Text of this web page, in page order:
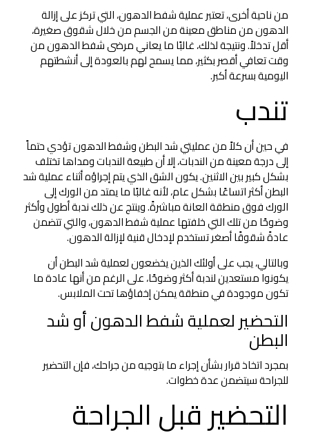
من ناحية أخرى، تعتبر عملية شفط الدهون، التي تركز على إزالة
الدهون من مناطق معينة من الجسم من خلال شقوق صغيرة،
أقل تدخلاً. ونتيجة لذلك، غالبًا ما يعاني مرضى شفط الدهون من
وقت تعافي أقصر بكثير، مما يسمح لهم بالعودة إلى أنشطتهم
اليومية بسرعة أكبر.
تندب
في حين أن كلاً من عمليتي شد البطن وشفط الدهون تؤدي حتماً
إلى درجة معينة من الندبات، إلا أن طبيعة الندبات ومداها تختلف
بشكل كبير بين الاثنين. يكون الشق الذي يتم إجراؤه أثناء عملية شد
البطن أكثر اتساعًا بشكل عام، لأنه غالبًا ما يمتد من الورك إلى
الورك فوق منطقة العانة مباشرةً. وينتج عن ذلك ندبة أطول وأكثر
وضوحًا من تلك التي خلفتها عملية شفط الدهون، والتي تتضمن
عادةً شقوقًا أصغر تستخدم لإدخال قنية لإزالة الدهون.
وبالتالي، يجب على أولئك الذين يخضعون لعملية شد البطن أن
يكونوا مستعدين لندبة أكثر وضوحًا، على الرغم من أنها عادة ما
تكون موجودة في منطقة يمكن إخفاؤها تحت الملابس.
التحضير لعملية شفط الدهون أو شد
البطن
بمجرد اتخاذ قرار بشأن إجراء ما بتوجيه من جراحك، فإن التحضير
للجراحة سيتضمن عدة خطوات.
التحضير قبل الجراحة